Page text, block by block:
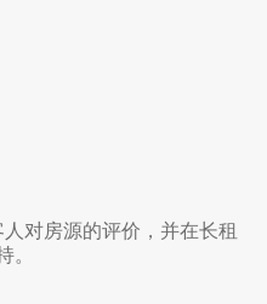
对房源的评价，并在长租